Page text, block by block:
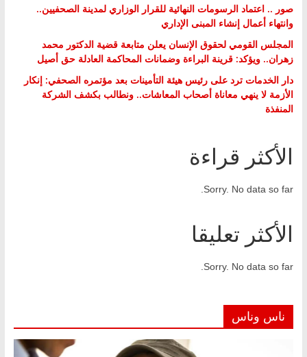
صور .. اعتماد الرسومات النهائية للقرار الوزاري لمدينة الصحفيين..
وانتهاء أعمال إنشاء المبنى الإداري
المجلس القومي لحقوق الإنسان يعلن متابعة قضية الدكتور محمد
زهران.. ويؤكد: قرينة البراءة وضمانات المحاكمة العادلة حق أصيل
دار الخدمات ترد على رئيس هيئة التأمينات بعد مؤتمره الصحفي: إنكار
الأزمة لا ينهي معاناة أصحاب المعاشات.. ونطالب بكشف الشركة
المنفذة
الأكثر قراءة
Sorry. No data so far.
الأكثر تعليقا
Sorry. No data so far.
ناس وناس